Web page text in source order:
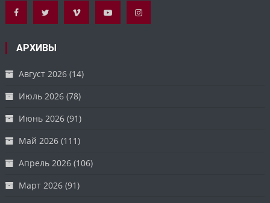
АРХИВЫ
Август 2026 (14)
Июль 2026 (78)
Июнь 2026 (91)
Май 2026 (111)
Апрель 2026 (106)
Март 2026 (91)